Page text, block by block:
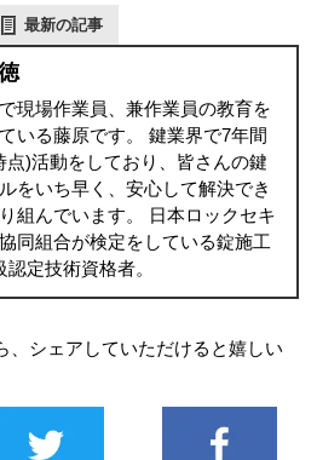
最新の記事
現場作業員、兼作業員の教育を
いる藤原です。 鍵業界で7年間
点)活動をしており、皆さんの鍵
をいち早く、安心して解決でき
組んでいます。 日本ロックセキ
同組合が検定をしている錠施工
認定技術資格者。
、シェアしていただけると嬉しい